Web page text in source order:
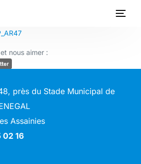
nous aimer :
près du Stade Municipal de
Assainies
02 16